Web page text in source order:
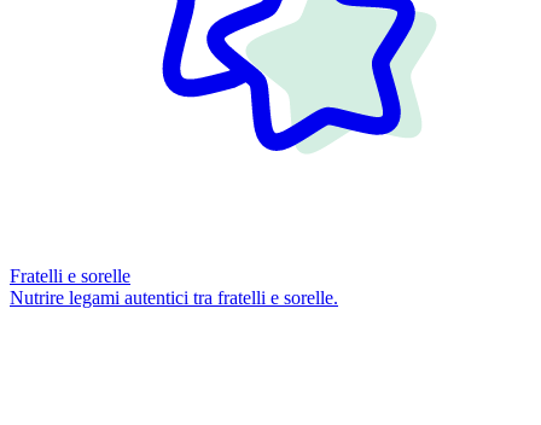
Fratelli e sorelle
Nutrire legami autentici tra fratelli e sorelle.